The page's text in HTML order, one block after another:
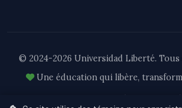
© 2024-2026 Universidad Liberté.
Une éducation qui libère,
Cooperativa de Trabajo Liberté Ltda. —